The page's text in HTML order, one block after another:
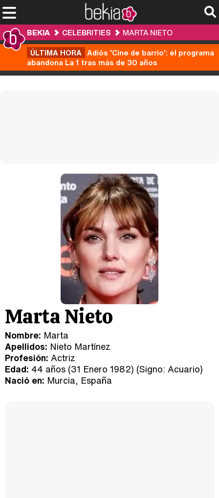
BEKIA CELEBRITIES
MARTA NIETO
ÚLTIMA HORA Adiós 'Cine de barrio': el programa
abandona La 1 tras más de 30 años
Marta Nieto
Nombre: Marta
Apellidos: Nieto Martínez
Profesión: Actriz
Edad: 44 años (31 Enero 1982) (Signo: Acuario)
Nació en: Murcia, España